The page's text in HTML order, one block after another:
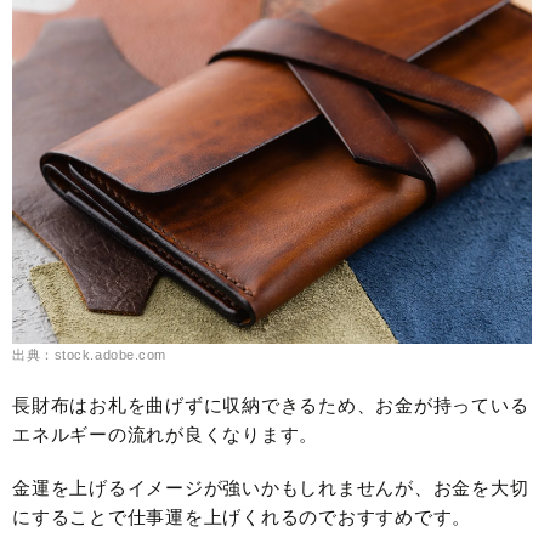
出典：stock.adobe.com
長財布はお札を曲げずに収納できるため、お金が持っている
エネルギーの流れが良くなります。
金運を上げるイメージが強いかもしれませんが、お金を大切
にすることで仕事運を上げくれるのでおすすめです。